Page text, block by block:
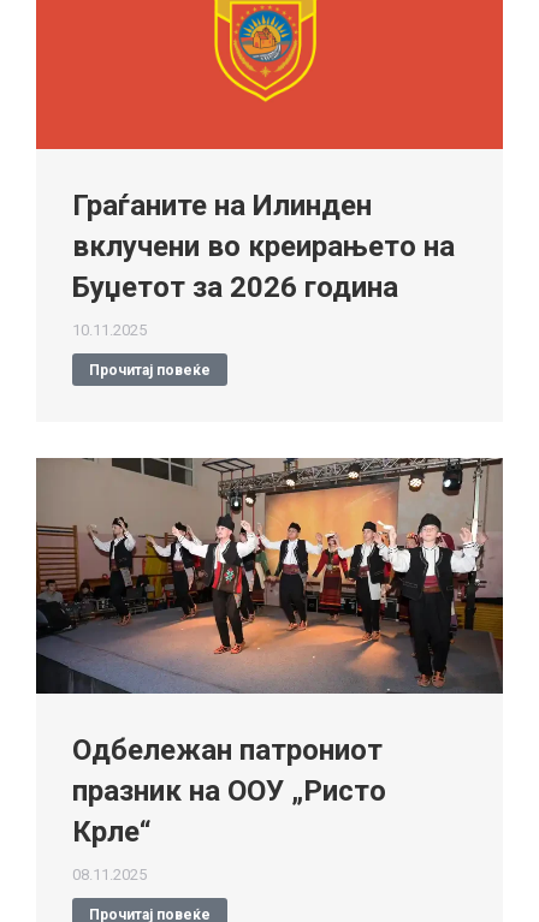
Граѓаните на Илинден
вклучени во креирањето на
Буџетот за 2026 година
10.11.2025
Прочитај повеќе
Одбележан патрониот
празник на ООУ „Ристо
Крле“
08.11.2025
Прочитај повеќе